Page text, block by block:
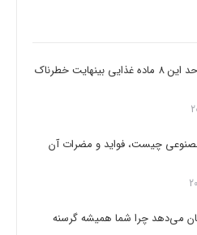
مصرف بیش از حد این 8 ماده غذایی بینهایت خطرناک
چیست، فواید و مضرات آن
می‌دهد چرا شما همیشه گرسنه